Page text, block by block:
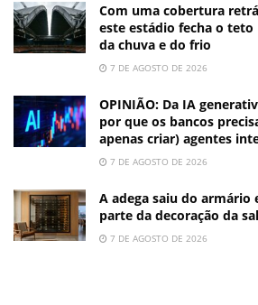
Com uma cobertura
este estádio fecha o
da chuva e do frio
7 DE AGOSTO DE 2026
OPINIÃO: Da IA
por que os bancos
apenas criar) agentes
7 DE AGOSTO DE 2026
A adega saiu do armário
parte da decoração da
7 DE AGOSTO DE 2026